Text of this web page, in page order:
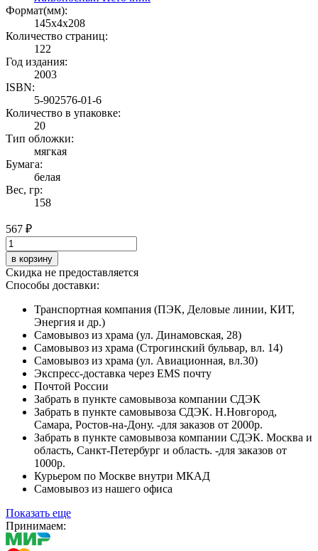
Формат(мм):
145x4x208
Количество страниц:
122
Год издания:
2003
ISBN:
5-902576-01-6
Количество в упаковке:
20
Тип обложки:
мягкая
Бумага:
белая
Вес, гр:
158
567 ₽
в корзину
Скидка не предоставляется
Способы доставки:
Транспортная компания (ПЭК, Деловые линии, КИТ,
Энергия и др.)
Самовывоз из храма (ул. Динамовская, 28)
Самовывоз из храма (Строгинский бульвар, вл. 14)
Самовывоз из храма (ул. Авиационная, вл.30)
Экспресс-доставка через EMS почту
Почтой России
Забрать в пункте самовывоза компании СДЭК
Забрать в пункте самовывоза СДЭК. Н.Новгород,
Самара, Ростов-на-Дону. -для заказов от 2000р.
Забрать в пункте самовывоза компании СДЭК. Москва и
область, Санкт-Петербург и область. -для заказов от
1000р.
Курьером по Москве внутри МКАД
Самовывоз из нашего офиса
Показать еще
Принимаем: